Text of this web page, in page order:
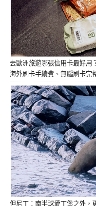
去歐洲旅遊哪張信用卡最好用
海外刷卡手續費、無腦刷卡完
但尼丁：南半球愛丁堡之外，